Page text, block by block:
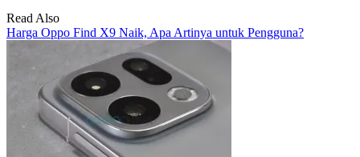
Read Also
Harga Oppo Find X9 Naik, Apa Artinya untuk Pengguna?